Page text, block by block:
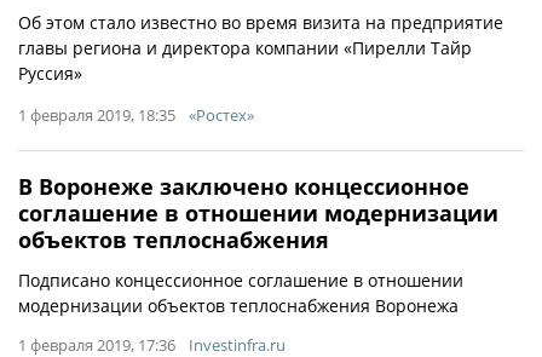
Об этом стало известно во время визита на предприятие
главы региона и директора компании «Пирелли Тайр
Руссия»
1 февраля 2019, 18:35 «Ростех»
В Воронеже заключено концессионное
соглашение в отношении модернизации
объектов теплоснабжения
Подписано концессионное соглашение в отношении
модернизации объектов теплоснабжения Воронежа
1 февраля 2019, 17:36 Investinfra.ru